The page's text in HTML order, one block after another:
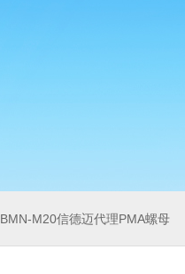
BMN-M20信德迈代理PMA螺母